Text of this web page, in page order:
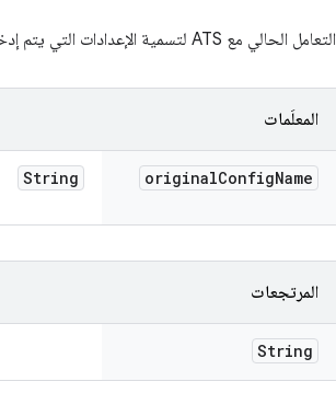
التعامل الحالي مع ATS لتسمية الإعدادات التي يتم إدخالها يتم عرض هذا الحقل حتى يمكن استخدامه لمحاذاة جانب أداة الاختبار.
المعلَمات
originalConfigName
String
المرتجعات
String